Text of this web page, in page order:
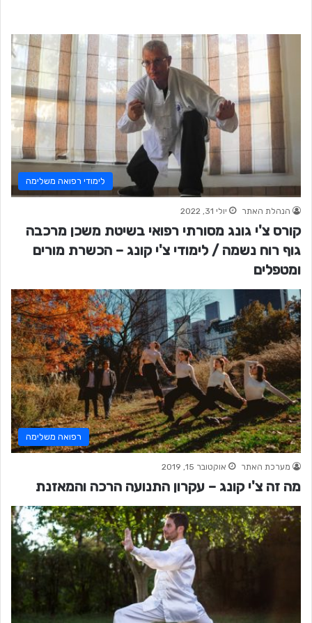
לימודי רפואה משלימה
הנהלת האתר יולי 31, 2022
קורס צ'י גונג מסורתי רפואי בשיטת משכן מרכבה
גוף רוח נשמה / לימודי צ'י קונג – הכשרת מורים
ומטפלים
רפואה משלימה
מערכת האתר אוקטובר 15, 2019
מה זה צ'י קונג – עקרון התנועה הרכה והמאזנת